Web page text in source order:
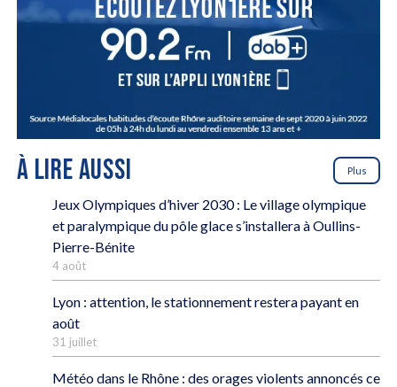
À LIRE AUSSI Plus
Jeux Olympiques d’hiver 2030 : Le village olympique
et paralympique du pôle glace s’installera à Oullins-
Pierre-Bénite
4 août
Lyon : attention, le stationnement restera payant en
août
31 juillet
Météo dans le Rhône : des orages violents annoncés ce